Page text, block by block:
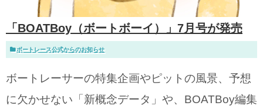
「BOATBoy（ボートボーイ）」7月号が発売
ボートレース公式からのお知らせ
ボートレーサーの特集企画やピットの風景、予想
に欠かせない「新概念データ」や、BOATBoy編集